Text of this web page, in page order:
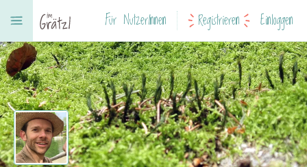
Für NutzerInnen Registrieren Einloggen